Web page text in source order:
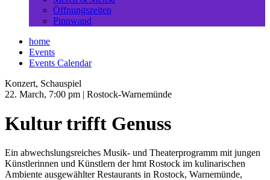
Öffnungszeiten
Pinnwand
home
Events
Events Calendar
Konzert, Schauspiel
22. March, 7:00 pm | Rostock-Warnemünde
Kultur trifft Genuss
Ein abwechslungsreiches Musik- und Theaterprogramm mit jungen
Künstlerinnen und Künstlern der hmt Rostock im kulinarischen
Ambiente ausgewählter Restaurants in Rostock, Warnemünde,